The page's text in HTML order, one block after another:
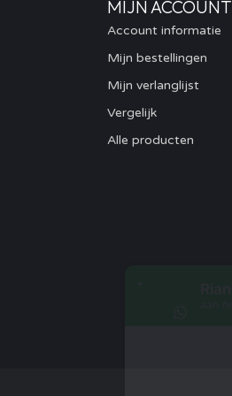
MIJN ACCOUNT
Account informatie
Mijn bestellingen
Mijn verlanglijst
Vergelijk
Alle producten